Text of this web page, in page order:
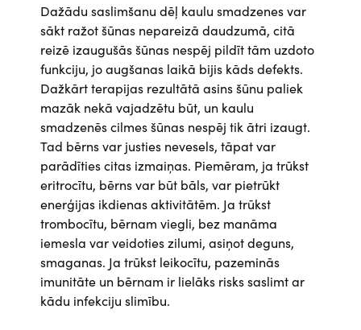
Dažādu saslimšanu dēļ kaulu smadzenes var
sākt ražot šūnas nepareizā daudzumā, citā
reizē izaugušās šūnas nespēj pildīt tām uzdoto
funkciju, jo augšanas laikā bijis kāds defekts.
Dažkārt terapijas rezultātā asins šūnu paliek
mazāk nekā vajadzētu būt, un kaulu
smadzenēs cilmes šūnas nespēj tik ātri izaugt.
Tad bērns var justies nevesels, tāpat var
parādīties citas izmaiņas. Piemēram, ja trūkst
eritrocītu, bērns var būt bāls, var pietrūkt
enerģijas ikdienas aktivitātēm. Ja trūkst
trombocītu, bērnam viegli, bez manāma
iemesla var veidoties zilumi, asiņot deguns,
smaganas. Ja trūkst leikocītu, pazeminās
imunitāte un bērnam ir lielāks risks saslimt ar
kādu infekciju slimību.